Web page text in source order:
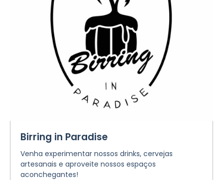
Birring in Paradise
Venha experimentar nossos drinks, cervejas
artesanais e aproveite nossos espaços
aconchegantes!